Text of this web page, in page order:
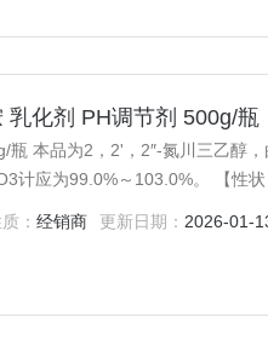
乳化剂 PH调节剂 500g/瓶
本品为2，2'，2″-氮川三乙醇
计应为99.0%～103.0%。 【性状
： 经销商 更新日期： 2026-01-